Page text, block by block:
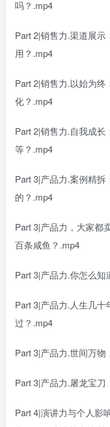
吗？.mp4
Part 2|销售力.渠道展
用？.mp4
Part 2|销售力.以始为
化？.mp4
Part 2|销售力.自我成
等？.mp4
Part 3|产品力.案例精
的？.mp4
Part 3|产品力，大家都
百条咸鱼？.mp4
Part 3|产品力.你怎么
Part 3|产品力.人生几
过？.mp4
Part 3|产品力.世间万
Part 3|产品力.屠龙宝
Part 4|演讲力与个人影